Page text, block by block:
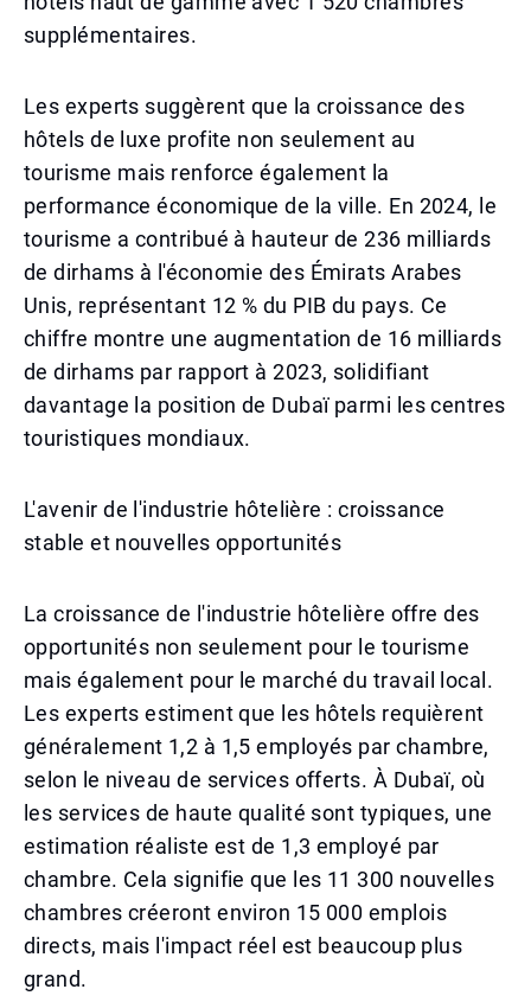
supplémentaires.
Les experts suggèrent que la croissance des
hôtels de luxe profite non seulement au
tourisme mais renforce également la
performance économique de la ville. En 2024, le
tourisme a contribué à hauteur de 236 milliards
de dirhams à l'économie des Émirats Arabes
Unis, représentant 12 % du PIB du pays. Ce
chiffre montre une augmentation de 16 milliards
de dirhams par rapport à 2023, solidifiant
davantage la position de Dubaï parmi les centres
touristiques mondiaux.
L'avenir de l'industrie hôtelière : croissance
stable et nouvelles opportunités
La croissance de l'industrie hôtelière offre des
opportunités non seulement pour le tourisme
mais également pour le marché du travail local.
Les experts estiment que les hôtels requièrent
généralement 1,2 à 1,5 employés par chambre,
selon le niveau de services offerts. À Dubaï, où
les services de haute qualité sont typiques, une
estimation réaliste est de 1,3 employé par
chambre. Cela signifie que les 11 300 nouvelles
chambres créeront environ 15 000 emplois
directs, mais l'impact réel est beaucoup plus
grand.